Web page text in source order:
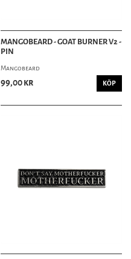
MANGOBEARD - GOAT BURNER V2 -
PIN
Mangobeard
99,00 kr KÖP